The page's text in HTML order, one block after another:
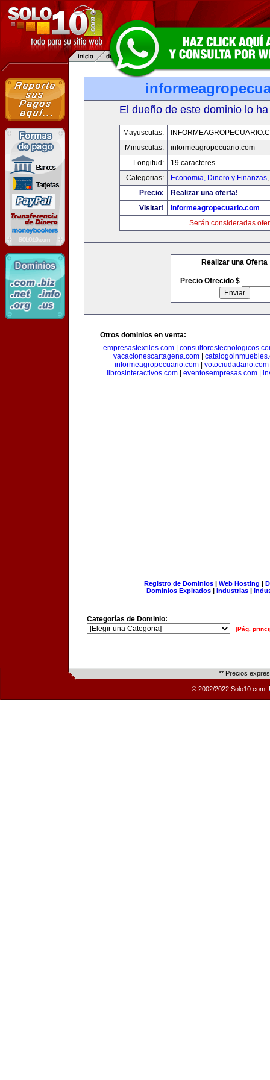
El dueño de este dominio lo
Mayusculas:
Minusculas:
informeagropecuario.com
Longitud:
19 caracteres
Categorias:
Economia, Dinero y Finanzas,
Precio:
Realizar una oferta!
Visitar!
informeagropecuario.com
Serán consideradas
Realizar una Oferta
Precio Ofrecido $
Otros dominios en venta:
empresastextiles.com|
vacacionescartagena.com
informeagropecuario.com| votociudadano.com
librosinteractivos.com| eventosempresas.com|
Registro de Dominios| Web Hosting |
Dominios Expirados | Industrias |
Categorías de Dominio:
[Pág.
** Precios
© 2002/2022 Solo10.com